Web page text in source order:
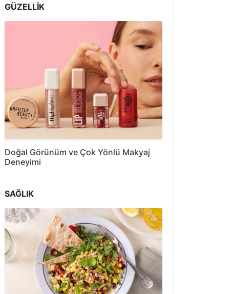
GÜZELLİK
Doğal Görünüm ve Çok Yönlü Makyaj
Deneyimi
SAĞLIK